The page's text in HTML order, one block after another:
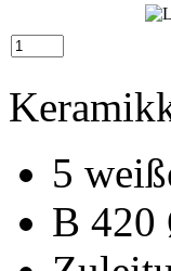
5
B 420